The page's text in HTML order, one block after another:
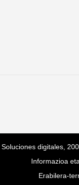
Soluciones digitales ,
Informazioa
Erabilera-